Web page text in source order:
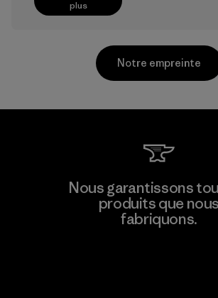
plus
Kanaan Bao Loc Co., Ltd.
Notre empreinte
Nous garantissons
produits que nous
fabriquons.